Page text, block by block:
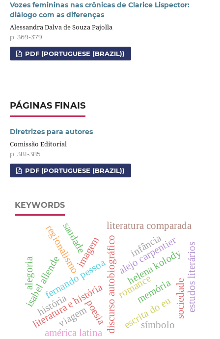
Vozes femininas nas crônicas de Clarice Lispector:
diálogo com as diferenças
Alessandra Dalva de Souza Pajolla
p. 369-379
PDF (PORTUGUESE (BRAZIL))
PÁGINAS FINAIS
Diretrizes para autores
Comissão Editorial
p. 381-385
PDF (PORTUGUESE (BRAZIL))
KEYWORDS
discurso autobiográfico escrita do eu
fernando pessoa memória
alejo carpentier
literatura e história romance
literatura comparada
regionalismo
américa latina
isabel allende helena kolody
poesia
imagem
história sociedade
saudade
estudos literários
viagem
infância
símbolo
alegoria